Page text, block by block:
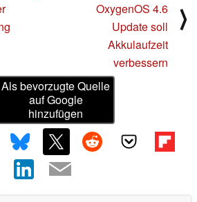
OxygenOS 4.6
Update soll
Akkulaufzeit
verbessern
⟩
Als bevorzugte Quelle
auf Google
hinzufügen